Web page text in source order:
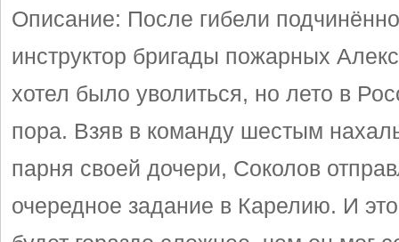
Описание: После гибели
инструктор бригады пожарных
хотел было уволиться, но лето в
пора. Взяв в команду шестым
парня своей дочери, Соколов
очередное задание в Карелию. И